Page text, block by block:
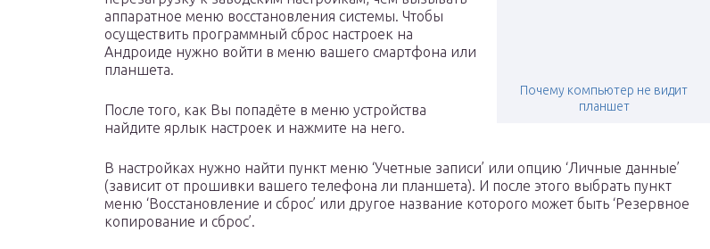
Почему компьютер не видит
планшет
аппаратное меню восстановления системы. Чтобы
осуществить программный сброс настроек на
Андроиде нужно войти в меню вашего смартфона или
планшета.
После того, как Вы попадёте в меню устройства
найдите ярлык настроек и нажмите на него.
В настройках нужно найти пункт меню ‘Учетные записи’ или опцию ‘Личные данные’
(зависит от прошивки вашего телефона ли планшета). И после этого выбрать пункт
меню ‘Восстановление и сброс’ или другое название которого может быть ‘Резервное
копирование и сброс’.